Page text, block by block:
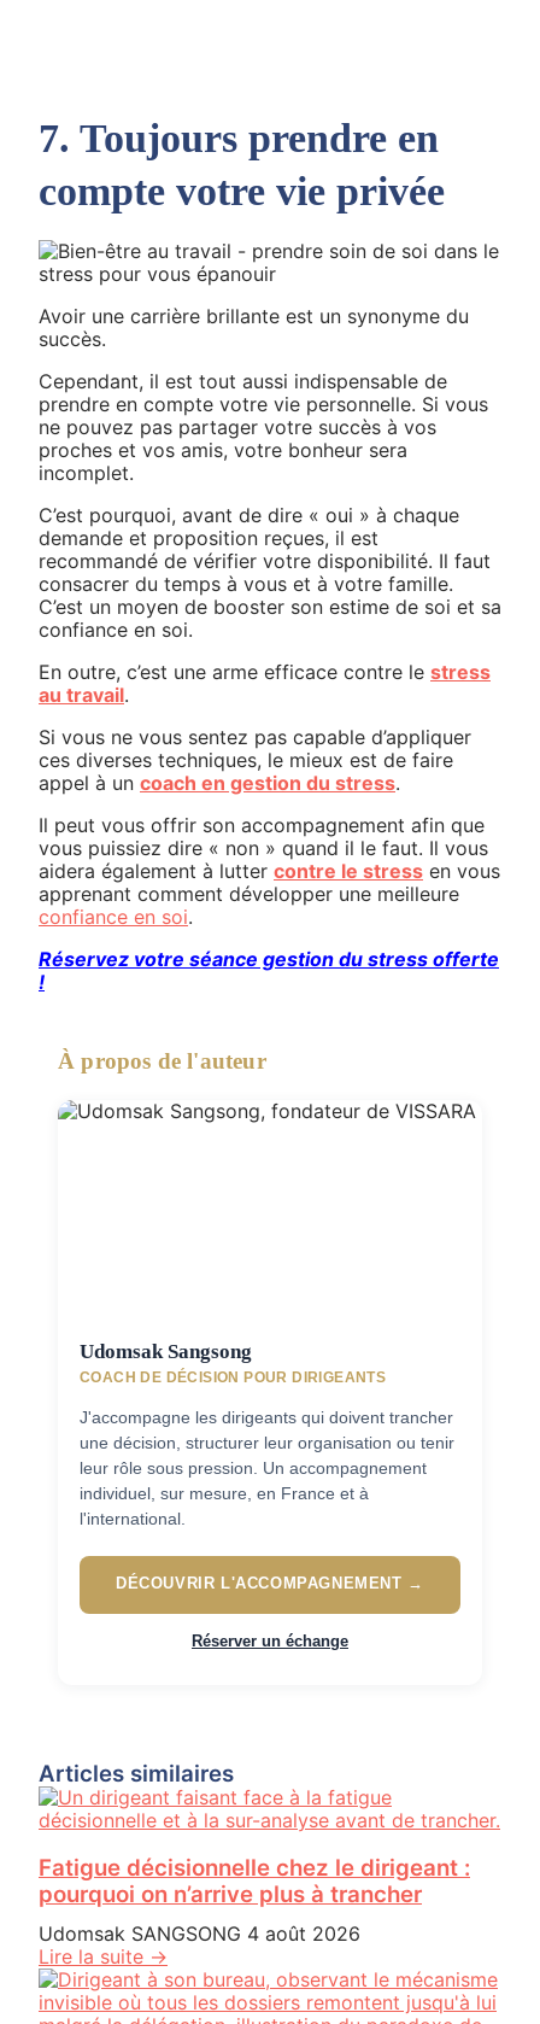
7. Toujours prendre en
compte votre vie privée
Avoir une carrière brillante est un synonyme du
succès.
Cependant, il est tout aussi indispensable de
prendre en compte votre vie personnelle. Si vous
ne pouvez pas partager votre succès à vos
proches et vos amis, votre bonheur sera
incomplet.
C’est pourquoi, avant de dire « oui » à chaque
demande et proposition reçues, il est
recommandé de vérifier votre disponibilité. Il faut
consacrer du temps à vous et à votre famille.
C’est un moyen de booster son estime de soi et sa
confiance en soi.
En outre, c’est une arme efficace contre le stress
au travail.
Si vous ne vous sentez pas capable d’appliquer
ces diverses techniques, le mieux est de faire
appel à un coach en gestion du stress.
Il peut vous offrir son accompagnement afin que
vous puissiez dire « non » quand il le faut. Il vous
aidera également à lutter contre le stress en vous
apprenant comment développer une meilleure
confiance en soi.
Réservez votre séance gestion du stress offerte
!
À propos de l'auteur
Udomsak Sangsong
COACH DE DÉCISION POUR DIRIGEANTS
J'accompagne les dirigeants qui doivent trancher
une décision, structurer leur organisation ou tenir
leur rôle sous pression. Un accompagnement
individuel, sur mesure, en France et à
l'international.
DÉCOUVRIR L'ACCOMPAGNEMENT →
Réserver un échange
Articles similaires
Fatigue décisionnelle chez le dirigeant :
pourquoi on n’arrive plus à trancher
Udomsak SANGSONG 4 août 2026
Lire la suite →